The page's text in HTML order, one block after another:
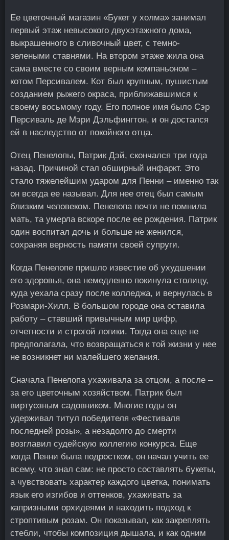
Ее цветочный магазин «Букет у холма» занимал
первый этаж невысокого двухэтажного дома,
выкрашенного в сливочный цвет, с темно-
зелеными ставнями. На втором этаже жила она
сама вместе со своим верным компаньоном –
котом Персивалем. Кот был крупным, пушистым
созданием рыжего окраса, приближавшимся к
своему восьмому году. Его полное имя было Сэр
Персиваль де Мэри Дэльфингтон, и он достался
ей в наследство от покойного отца.
Отец Пенелопы, Патрик Дэй, скончался три года
назад. Причиной стал обширный инфаркт. Это
стало тяжелейшим ударом для Пенни – именно так
он всегда ее называл. Для нее отец был самым
близким человеком. Пенелопа почти не помнила
мать, та умерла вскоре после ее рождения. Патрик
один воспитал дочь и больше не женился,
сохраняя верность памяти своей супруги.
Когда Пенелопе пришло известие об ухудшении
его здоровья, она немедленно покинула столицу,
куда уехала сразу после колледжа, и вернулась в
Розмари-Хилл. В большом городе она оставила
работу – ставший привычным мир цифр,
отчетности и строгой логики. Тогда она еще не
предполагала, что возвращаться к той жизни у нее
не возникнет ни малейшего желания.
Сначала Пенелопа ухаживала за отцом, а после –
за его цветочным хозяйством. Патрик был
виртуозным садовником. Многие годы он
удерживал титул победителя «Фестиваля
последней розы», а незадолго до смерти
возглавил судейскую коллегию конкурса. Еще
когда Пенни была подростком, он начал учить ее
всему, что знал сам: не просто составлять букеты,
а чувствовать характер каждого цветка, понимать
язык его изгибов и оттенков, ухаживать за
капризными орхидеями и находить подход к
строптивым розам. Он показывал, как закреплять
стебли, чтобы композиция дышала, и как одним